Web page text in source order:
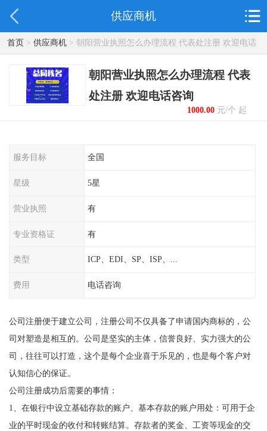
供应商机
首页> 供应商机> 朝阳营业执照怎么办理流程 代表处注册 欢迎电话
咨询
朝阳营业执照怎么办理流程 代表
处注册 欢迎电话咨询
1000.00元/个 起
服务目标 全国
星级 5星
营业执照 有
专业资格证 有
类型 ICP、EDI、SP、ISP、...
费用 电话咨询
公司注册便于建立公司，注册公司不仅具备了申请国内商标的，公
司对塑造是相互的。公司是坚实的主体，信誉良好、实力强大的公
司，往往可以打造，这个是每个企业喜于乐见的，也是每个客户对
认知信心的保证。
公司注册成功后需要的事情：
1、在银行中设立基础存款的账户、基本存款的账户用处：可用于企
业的平时现金的收付和转账结算。存款者的奖金、工资等现金的交